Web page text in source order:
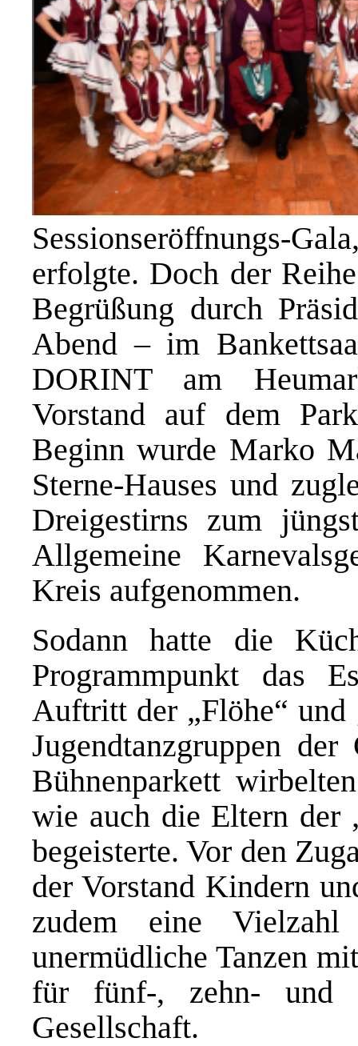
Sessionseröffnungs-
erfolgte. Doch der
Begrüßung durch
Abend – im
DORINT am
Vorstand auf dem
Beginn wurde Marko
Sterne-Hauses und
Dreigestirns zum
Allgemeine
Kreis aufgenommen.
Sodann hatte die
Programmpunkt das
Auftritt der „Flöhe“ und
Jugendtanzgruppen
Bühnenparkett
wie auch die Eltern der
begeisterte. Vor den
der Vorstand Kindern
zudem eine
unermüdliche Tanzen
für fünf-, zehn- und
Gesellschaft.